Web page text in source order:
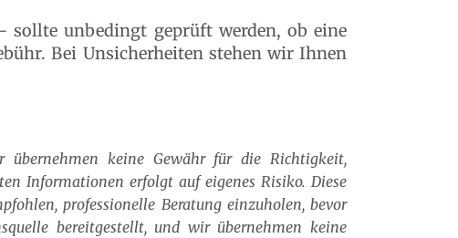
sollte unbedingt geprüft werden, ob eine
Bei Unsicherheiten stehen wir Ihnen
übernehmen keine Gewähr für die Richtigkeit,
Informationen erfolgt auf eigenes Risiko. Diese
professionelle Beratung einzuholen, bevor
bereitgestellt, und wir übernehmen keine